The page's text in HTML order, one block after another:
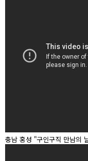
충남 홍성 "구인구직 만남의